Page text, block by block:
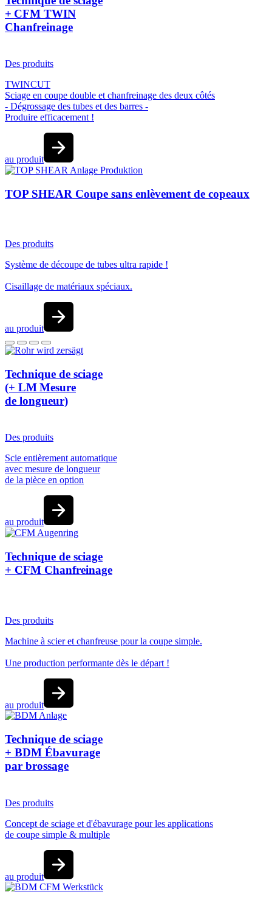
+ CFM TWIN
Chanfreinage
Des produits
TWINCUT
Sciage en coupe double et chanfreinage des deux côtés
- Dégrossage des tubes et des barres -
Produire efficacement !
au produit
TOP SHEAR Coupe sans enlèvement de copeaux
Des produits
Système de découpe de tubes ultra rapide !
Cisaillage de matériaux spéciaux.
au produit
Technique de sciage
(+ LM Mesure
de longueur)
Des produits
Scie entièrement automatique
avec mesure de longueur
de la pièce en option
au produit
Technique de sciage
+ CFM Chanfreinage
Des produits
Machine à scier et chanfreuse pour la coupe simple.
Une production performante dès le départ !
au produit
Technique de sciage
+ BDM Ébavurage
par brossage
Des produits
Concept de sciage et d'ébavurage pour les applications
de coupe simple & multiple
au produit